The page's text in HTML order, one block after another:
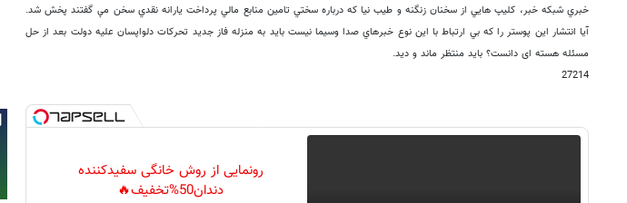
خبري شبکه خبر، کليپ هايي از سخنان زنگنه و طيب نيا که درباره سختي تامين منابع مالي پرداخت يارانه نقدي سخن مي گفتند پخش شد.
آیا انتشار اين پوستر را که بي ارتباط با اين نوع خبرهاي صدا وسيما نيست باید به منزله فاز جدید تحرکات دلواپسان علیه دولت بعد از حل
مسئله هسته ای دانست؟ باید منتظر ماند و دید.
27214
رونمایی از روش خانگی سفیدکننده
دندان50%تخفیف🔥